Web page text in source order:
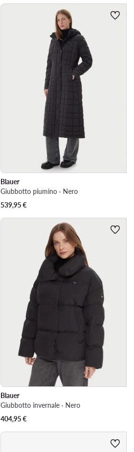
Blauer
Giubbotto piumino · Nero
539,95€
Blauer
Giubbotto invernale · Nero
404,95€